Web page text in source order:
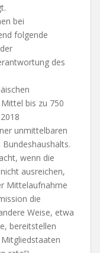
bei
folgende
des
bis zu 750
unmittelbaren
wenn die
ausreichen,
Mittelaufnahme
die
Weise, etwa
bereitstellen